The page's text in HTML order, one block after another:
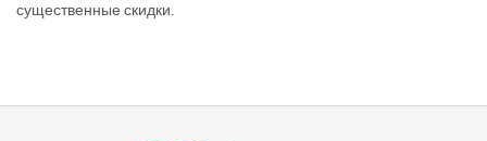
существенные скидки.